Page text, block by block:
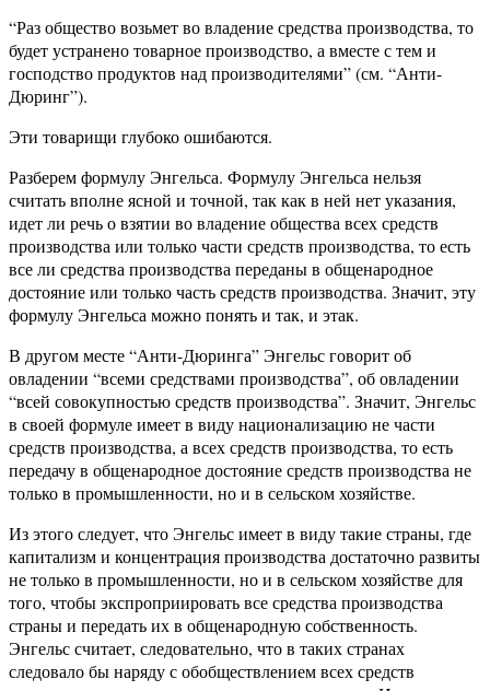
“Раз общество возьмет во владение средства производства, то
будет устранено товарное производство, а вместе с тем и
господство продуктов над производителями” (см. “Анти-
Дюринг”).
Эти товарищи глубоко ошибаются.
Разберем формулу Энгельса. Формулу Энгельса нельзя
считать вполне ясной и точной, так как в ней нет указания,
идет ли речь о взятии во владение общества всех средств
производства или только части средств производства, то есть
все ли средства производства переданы в общенародное
достояние или только часть средств производства. Значит, эту
формулу Энгельса можно понять и так, и этак.
В другом месте “Анти-Дюринга” Энгельс говорит об
овладении “всеми средствами производства”, об овладении
“всей совокупностью средств производства”. Значит, Энгельс
в своей формуле имеет в виду национализацию не части
средств производства, а всех средств производства, то есть
передачу в общенародное достояние средств производства не
только в промышленности, но и в сельском хозяйстве.
Из этого следует, что Энгельс имеет в виду такие страны, где
капитализм и концентрация производства достаточно развиты
не только в промышленности, но и в сельском хозяйстве для
того, чтобы экспроприировать все средства производства
страны и передать их в общенародную собственность.
Энгельс считает, следовательно, что в таких странах
следовало бы наряду с обобществлением всех средств